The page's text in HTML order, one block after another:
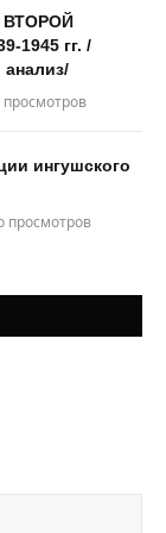
1945 гг. /
анализ/
просмотров
ингушского
просмотров